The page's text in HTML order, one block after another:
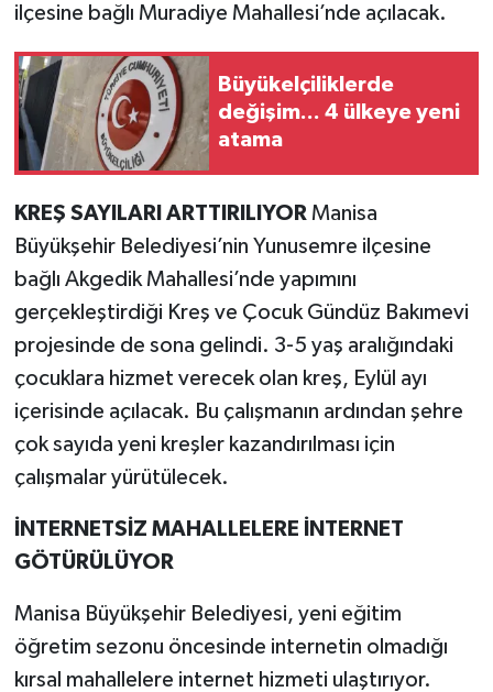
ilçesine bağlı Muradiye Mahallesi’nde açılacak.
Büyükelçiliklerde
değişim... 4 ülkeye yeni
atama
KREŞ SAYILARI ARTTIRILIYOR Manisa
Büyükşehir Belediyesi’nin Yunusemre ilçesine
bağlı Akgedik Mahallesi’nde yapımını
gerçekleştirdiği Kreş ve Çocuk Gündüz Bakımevi
projesinde de sona gelindi. 3-5 yaş aralığındaki
çocuklara hizmet verecek olan kreş, Eylül ayı
içerisinde açılacak. Bu çalışmanın ardından şehre
çok sayıda yeni kreşler kazandırılması için
çalışmalar yürütülecek.
İNTERNETSİZ MAHALLELERE İNTERNET
GÖTÜRÜLÜYOR
Manisa Büyükşehir Belediyesi, yeni eğitim
öğretim sezonu öncesinde internetin olmadığı
kırsal mahallelere internet hizmeti ulaştırıyor.